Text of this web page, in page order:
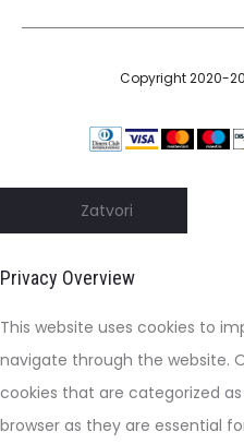
Copyright 2020-
Zatvori
Privacy Overview
This website uses cookies to
navigate through the website.
cookies that are categorized
browser as they are essential